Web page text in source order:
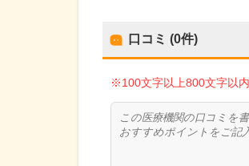
口コミ (0件)
※100文字以上800文字以